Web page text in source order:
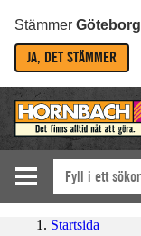
Stämmer Göteborg
JA, DET STÄMMER
Startsida